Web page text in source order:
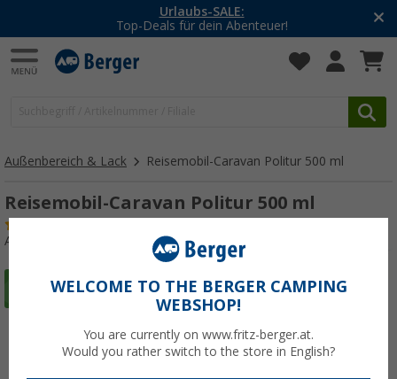
Urlaubs-SALE:
Top-Deals für dein Abenteuer!
Außenbereich & Lack Reisemobil-Caravan Politur 500 ml
Reisemobil-Caravan Politur 500 ml
Art.-Nr.: 107400
WELCOME TO THE BERGER CAMPING
WEBSHOP!
You are currently on www.fritz-berger.at.
Would you rather switch to the store in English?